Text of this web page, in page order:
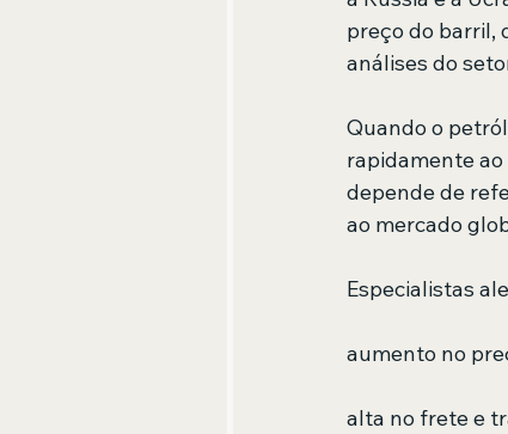
preço do barril,
análises do
Quando o
rapidamente
depende de
ao mercado
Especialistas
aumento no
alta no frete e